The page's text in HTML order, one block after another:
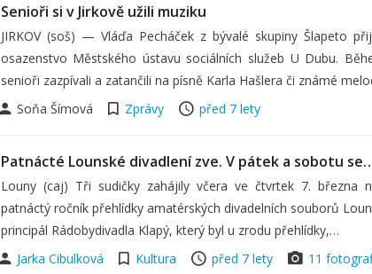
Senioři si v Jirkově užili muziku
JIRKOV (soš) — Vláďa Pecháček z bývalé skupiny Šlapeto
osazenstvo Městského ústavu sociálních služeb U Dubu.
senioři zazpívali a zatančili na písně Karla Hašlera či známé
Soňa Šímová
Zprávy před 7 lety
Patnácté Lounské divadlení zve. V pátek a sobotu
Louny (caj) Tři sudičky zahájily včera ve čtvrtek 7. března
patnáctý ročník přehlídky amatérských divadelních souborů
principál Rádobydivadla Klapý, který byl u zrodu přehlídky,…
Jarka Cibulková
Kultura před 7 lety 11